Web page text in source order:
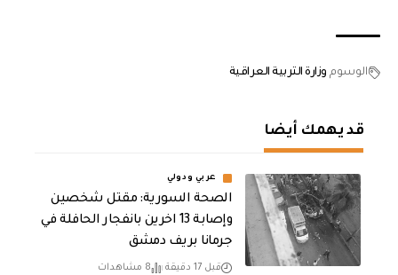
الوسوم وزارة التربية العراقية
قد يهمك أيضا
عربي ودولي
الصحة السورية: مقتل شخصين
وإصابة 13 اخرين بانفجار الحافلة في
جرمانا بريف دمشق
قبل 17 دقيقة 8 مشاهدات